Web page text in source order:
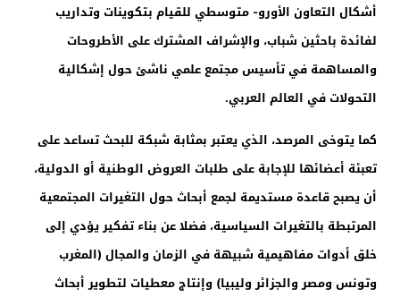
أشكال التعاون الأورو- متوسطي للقيام بتكوينات وتداريب
لفائدة باحثين شباب، والإشراف المشترك على الأطروحات
والمساهمة في تأسيس مجتمع علمي ناشئ حول إشكالية
التحولات في العالم العربي.
كما يتوخى المرصد، الذي يعتبر بمثابة شبكة للبحث تساعد على
تعبئة أعضائها للإجابة على طلبات العروض الوطنية أو الدولية،
أن يصبح قاعدة مستديمة لجمع أبحاث حول التغيرات المجتمعية
المرتبطة بالتغيرات السياسية، فضلا عن بناء تفكير يؤدي إلى
خلق أدوات مفاهيمية شبيهة في الزمان والمجال (المغرب
وتونس ومصر والجزائر وليبيا) وإنتاج معطيات لتطوير أبحاث